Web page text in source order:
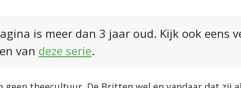
is meer dan 3 jaar oud. Kijk ook eens
van deze serie.